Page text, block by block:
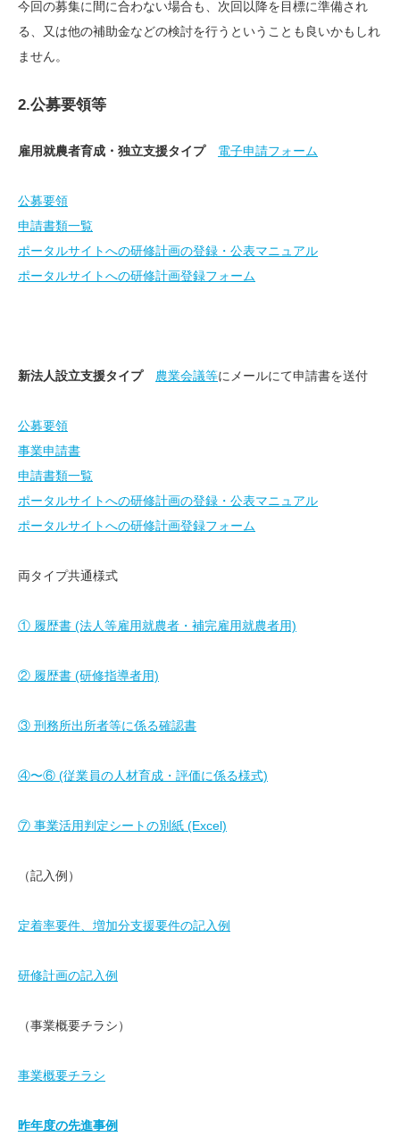
今回の募集に間に合わない場合も、次回以降を目標に準備され
る、又は他の補助金などの検討を行うということも良いかもしれ
ません。
2.公募要領等
雇用就農者育成・独立支援タイプ 電子申請フォーム
公募要領
申請書類一覧
ポータルサイトへの研修計画の登録・公表マニュアル
ポータルサイトへの研修計画登録フォーム
新法人設立支援タイプ 農業会議等にメールにて申請書を送付
公募要領
事業申請書
申請書類一覧
ポータルサイトへの研修計画の登録・公表マニュアル
ポータルサイトへの研修計画登録フォーム
両タイプ共通様式
① 履歴書 (法人等雇用就農者・補完雇用就農者用)
② 履歴書 (研修指導者用)
③ 刑務所出所者等に係る確認書
④〜⑥ (従業員の人材育成・評価に係る様式)
⑦ 事業活用判定シートの別紙 (Excel)
（記入例）
定着率要件、増加分支援要件の記入例
研修計画の記入例
（事業概要チラシ）
事業概要チラシ
昨年度の先進事例